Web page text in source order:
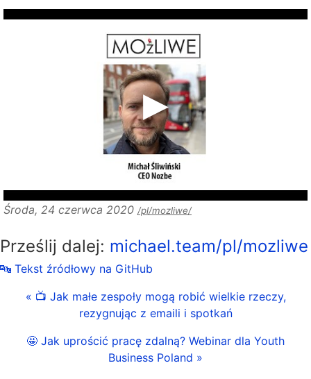
Środa, 24 czerwca 2020 /pl/mozliwe/
Prześlij dalej: michael.team/pl/mozliwe
🔤 Tekst źródłowy na GitHub
« 📺 Jak małe zespoły mogą robić wielkie rzeczy,
rezygnując z emaili i spotkań
🤩 Jak uprościć pracę zdalną? Webinar dla Youth
Business Poland »